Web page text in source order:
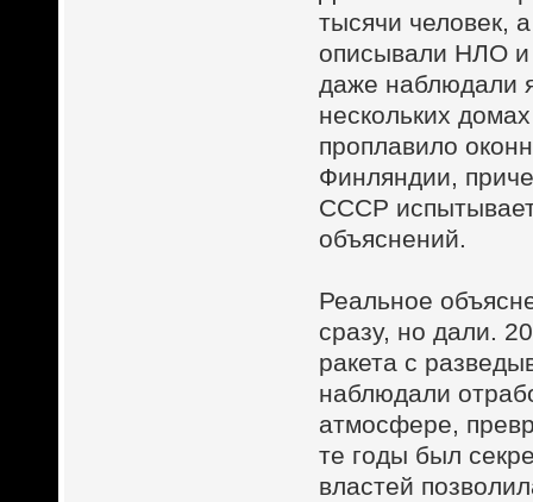
тысячи человек,
описывали НЛО и
даже наблюдали
нескольких
проплавило
Финляндии,
СССР
объяснений.
Реальное
сразу, но дали.
ракета с
наблюдали
атмосфере,
те годы был
властей